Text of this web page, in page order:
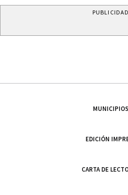
PUBLICIDAD
MUNICIPIOS
EDICIÓN
CARTA DE